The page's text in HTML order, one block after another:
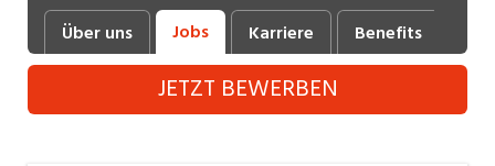
Industrie, Maschinenbau, Anlagenbau,
Produktion
Informatik, Telekommunikation
Über uns Jobs Karriere Benefits
JETZT BEWERBEN